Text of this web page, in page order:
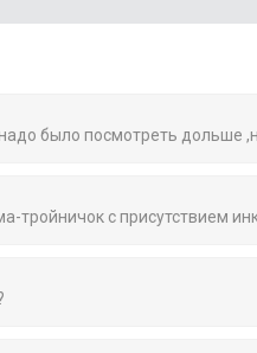
было посмотреть дольше
тройничок с присутствием